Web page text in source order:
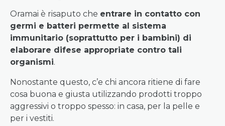
Oramai è risaputo che entrare in contatto con
germi e batteri permette al sistema
immunitario (soprattutto per i bambini) di
elaborare difese appropriate contro tali
organismi.
Nonostante questo, c’e chi ancora ritiene di fare
cosa buona e giusta utilizzando prodotti troppo
aggressivi o troppo spesso: in casa, per la pelle e
per i vestiti.